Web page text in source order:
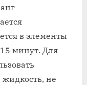
в элементы
минут. Для
не